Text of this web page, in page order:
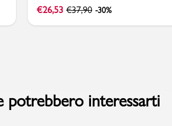
€26,53 €37,90 -30%
potrebbero interessarti